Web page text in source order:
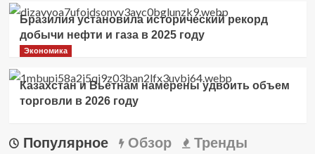
Бразилия установила исторический рекорд
добычи нефти и газа в 2025 году
Экономика
Казахстан и Вьетнам намерены удвоить объем
торговли в 2026 году
Популярное Обзор Тренды